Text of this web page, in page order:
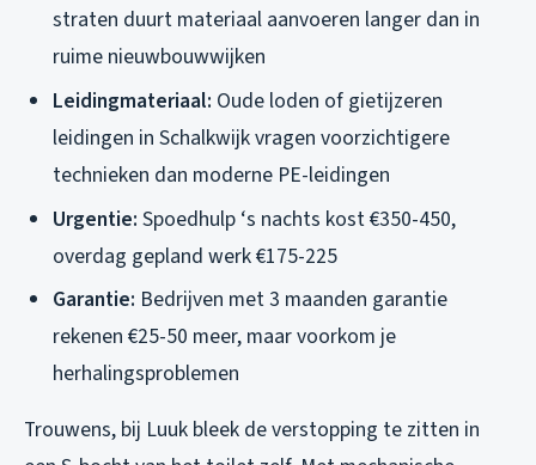
straten duurt materiaal aanvoeren langer dan in
ruime nieuwbouwwijken
Leidingmateriaal: Oude loden of gietijzeren
leidingen in Schalkwijk vragen voorzichtigere
technieken dan moderne PE-leidingen
Urgentie: Spoedhulp ‘s nachts kost €350-450,
overdag gepland werk €175-225
Garantie: Bedrijven met 3 maanden garantie
rekenen €25-50 meer, maar voorkom je
herhalingsproblemen
Trouwens, bij Luuk bleek de verstopping te zitten in